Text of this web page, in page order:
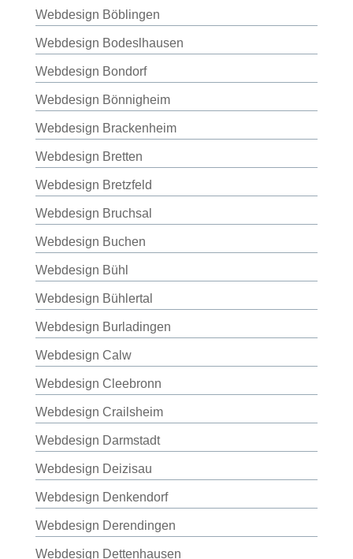
Webdesign Böblingen
Webdesign Bodeslhausen
Webdesign Bondorf
Webdesign Bönnigheim
Webdesign Brackenheim
Webdesign Bretten
Webdesign Bretzfeld
Webdesign Bruchsal
Webdesign Buchen
Webdesign Bühl
Webdesign Bühlertal
Webdesign Burladingen
Webdesign Calw
Webdesign Cleebronn
Webdesign Crailsheim
Webdesign Darmstadt
Webdesign Deizisau
Webdesign Denkendorf
Webdesign Derendingen
Webdesign Dettenhausen